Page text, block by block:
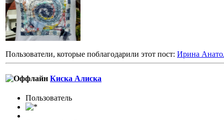
Пользователи, которые поблагодарили этот пост: Ирина
Киска Алиска
Пользовaтeль